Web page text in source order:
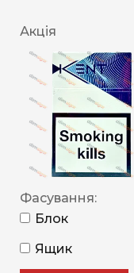
Акція
Фасування:
Блок
Ящик